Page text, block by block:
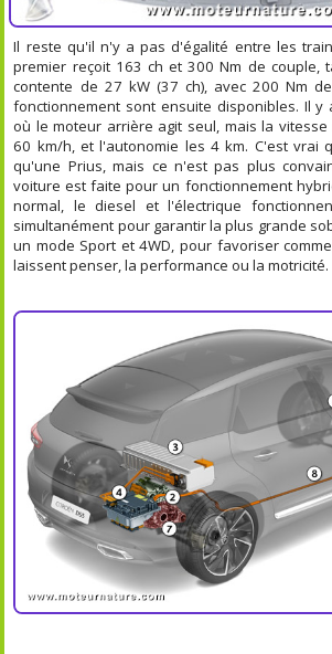
Il reste qu'il n'y a pas d'égalité entre les
premier reçoit 163 ch et 300 Nm de couple,
contente de 27 kW (37 ch), avec 200 Nm
fonctionnement sont ensuite disponibles. Il y
où le moteur arrière agit seul, mais la
60 km/h, et l'autonomie les 4 km. C'est vrai
qu'une Prius, mais ce n'est pas plus
voiture est faite pour un fonctionnement
normal, le diesel et l'électrique
simultanément pour garantir la plus grande
un mode Sport et 4WD, pour favoriser
laissent penser, la performance ou la motricité.